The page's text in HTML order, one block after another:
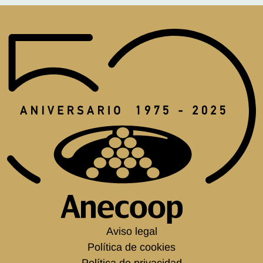
Aviso legal
Política de cookies